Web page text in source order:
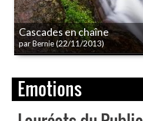
Cascades en chaîne
par Bernie(22/11/2013)
Emotions